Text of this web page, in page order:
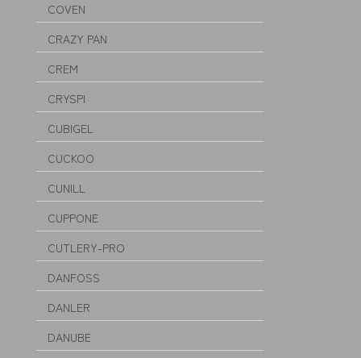
COVEN
CRAZY PAN
CREM
CRYSPI
CUBIGEL
CUCKOO
CUNILL
CUPPONE
CUTLERY-PRO
DANFOSS
DANLER
DANUBE